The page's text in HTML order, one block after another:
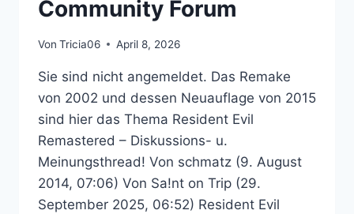
Community Forum
Von Tricia06 April 8, 2026
Sie sind nicht angemeldet. Das Remake
von 2002 und dessen Neuauflage von 2015
sind hier das Thema Resident Evil
Remastered – Diskussions- u.
Meinungsthread! Von schmatz (9. August
2014, 07:06) Von Sa!nt on Trip (29.
September 2025, 06:52) Resident Evil